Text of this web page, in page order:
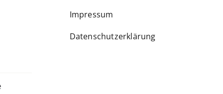
Impressum
Datenschutzerklärung